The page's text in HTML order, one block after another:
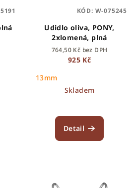
Udidlo oliva, PONY,
2xlomená, plná
764,50 Kč bez DPH
925 Kč
13mm
Skladem
Detail
KÓD: W-075245